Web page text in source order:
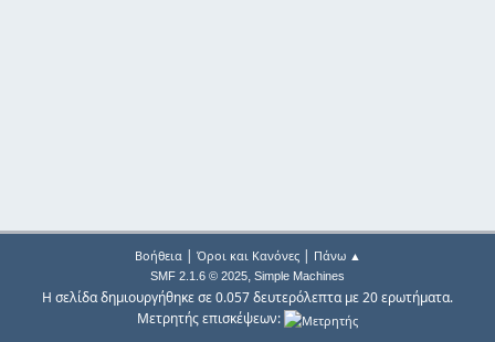
Βοήθεια| Όροι και Κανόνες| Πάνω ▲
SMF 2.1.6 © 2025, Simple Machines
Η σελίδα δημιουργήθηκε σε 0.057 δευτερόλεπτα με 20 ερωτήματα.
Μετρητής επισκέψεων: